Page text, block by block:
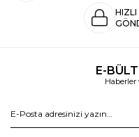
HIZLI
E-
Haberler